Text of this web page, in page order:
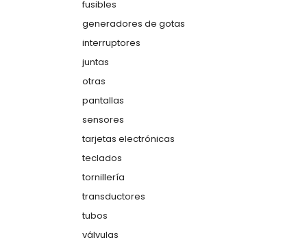
fusibles
generadores de gotas
interruptores
juntas
otras
pantallas
sensores
tarjetas electrónicas
teclados
tornillería
transductores
tubos
válvulas